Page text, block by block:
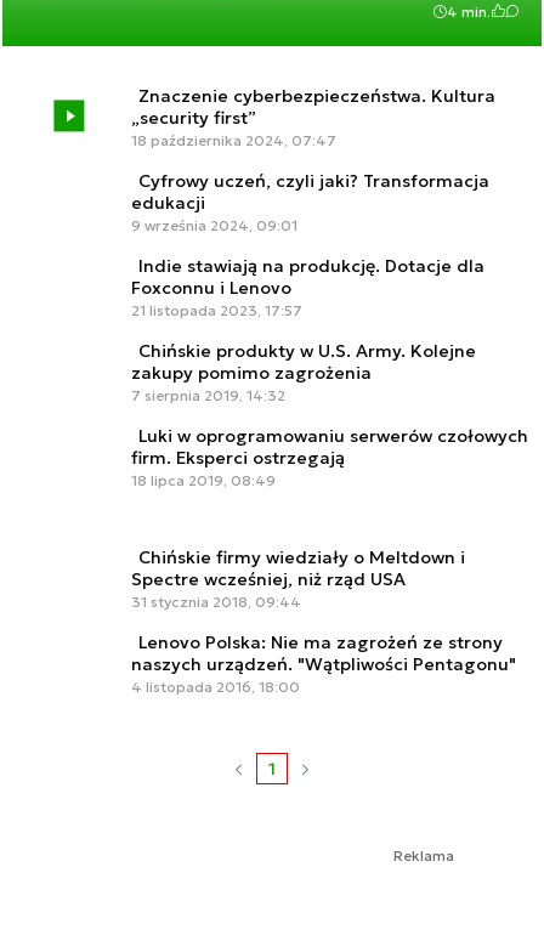
4 min.
Znaczenie cyberbezpieczeństwa. Kultura
„security first”
18 października 2024, 07:47
Cyfrowy uczeń, czyli jaki? Transformacja
edukacji
9 września 2024, 09:01
Indie stawiają na produkcję. Dotacje dla
Foxconnu i Lenovo
21 listopada 2023, 17:57
Chińskie produkty w U.S. Army. Kolejne
zakupy pomimo zagrożenia
7 sierpnia 2019, 14:32
Luki w oprogramowaniu serwerów czołowych
firm. Eksperci ostrzegają
18 lipca 2019, 08:49
Chińskie firmy wiedziały o Meltdown i
Spectre wcześniej, niż rząd USA
31 stycznia 2018, 09:44
Lenovo Polska: Nie ma zagrożeń ze strony
naszych urządzeń. "Wątpliwości Pentagonu"
4 listopada 2016, 18:00
1
Reklama